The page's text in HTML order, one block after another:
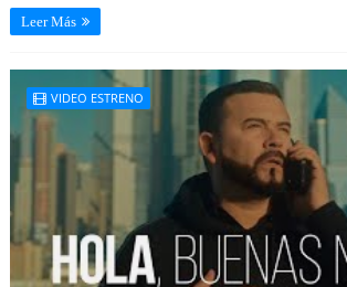
Leer Más
VIDEO ESTRENO